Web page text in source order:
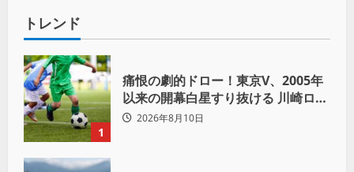
トレンド
1
痛恨の劇的ドロー！東京V、2005年
以来の開幕白星すり抜ける 川崎ロマ
ニッチ同点弾
2026年8月10日